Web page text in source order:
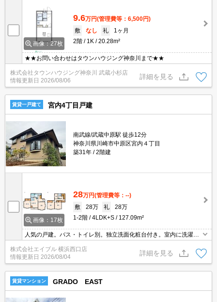
画像：27枚
9.6万円(管理費等：6,500円)
敷
なし 礼
1ヶ月
2階
1K 20.28m²
★★お問い合わせはタウンハウジング神奈川まで★★
株式会社タウンハウジング神奈川 武蔵小杉店
情報更新日 2026/08/06
詳細を見る
賃貸一戸建て 宮内4丁目戸建
南武線/武蔵中原駅 徒歩12分
神奈川県川崎市中原区宮内４丁目
築31年
2階建
画像：17枚
28万円(管理費等：--)
敷
28万 礼
28万
1-2階
4LDK+S 127.09m²
人気の戸建。バス・トイレ別。独立洗面化粧台付き。室内に洗濯機
でお確かめください。
株式会社エイブル 横浜西口店
情報更新日 2026/08/04
詳細を見る
賃貸マンション GRADO EAST